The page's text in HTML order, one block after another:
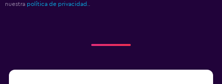
nuestra política de privacidad.